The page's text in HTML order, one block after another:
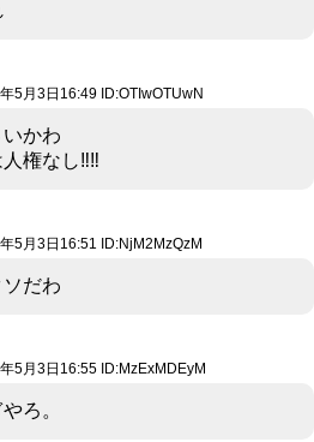
5月3日16:49 ID:OTIwOTUwN
かわ
権なし‼︎‼︎
5月3日16:51 ID:NjM2MzQzM
だわ
5月3日16:55 ID:MzExMDEyM
ろ。